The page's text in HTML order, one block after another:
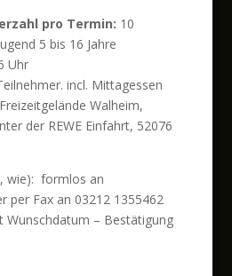
pro Termin: 10
5 bis 16 Jahre
Uhr
incl. Mittagessen
Freizeitgelände Walheim,
der REWE Einfahrt, 52076
wie): formlos an
per Fax an 03212 1355462
Wunschdatum – Bestätigung